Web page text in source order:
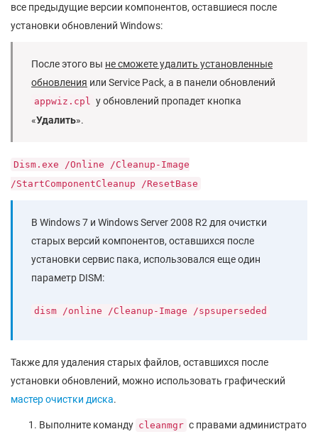
все предыдущие версии компонентов, оставшиеся после
установки обновлений Windows:
После этого вы не сможете удалить установленные
обновления или Service Pack, а в панели обновлений
appwiz.cpl
у обновлений пропадет кнопка
«Удалить».
Dism.exe /Online /Cleanup-Image
/StartComponentCleanup /ResetBase
В Windows 7 и Windows Server 2008 R2 для очистки
старых версий компонентов, оставшихся после
установки сервис пака, использовался еще один
параметр DISM:
dism /online /Cleanup-Image /spsuperseded
Также для удаления старых файлов, оставшихся после
установки обновлений, можно использовать графический
мастер очистки диска.
Выполните команду cleanmgr c правами администрато